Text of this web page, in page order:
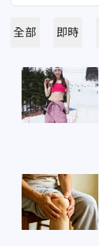
全部 即時